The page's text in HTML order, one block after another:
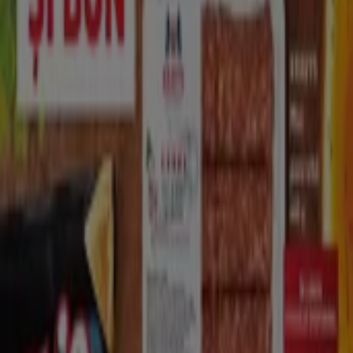
Sâmbată
07:00 - 22:00
Oferte de Kaufland în Constanța
Kaufland
Cele mai bune chilipiruri ale noastre
Expiră pe 11.08
Nou